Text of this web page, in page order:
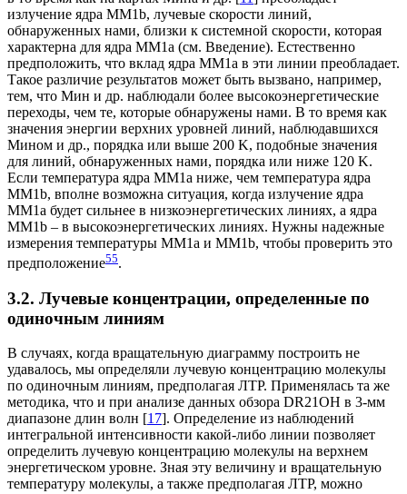
излучение ядра MM1b, лучевые скорости линий,
обнаруженных нами, близки к системной скорости, которая
характерна для ядра MM1a (см. Введение). Естественно
предположить, что вклад ядра MM1a в эти линии преобладает.
Такое различие результатов может быть вызвано, например,
тем, что Мин и др. наблюдали более высокоэнергетические
переходы, чем те, которые обнаружены нами. В то время как
значения энергии верхних уровней линий, наблюдавшихся
Мином и др., порядка или выше 200 K, подобные значения
для линий, обнаруженных нами, порядка или ниже 120 K.
Если температура ядра MM1a ниже, чем температура ядра
MM1b, вполне возможна ситуация, когда излучение ядра
MM1a будет сильнее в низкоэнергетических линиях, а ядра
MM1b – в высокоэнергетических линиях. Нужны надежные
измерения температуры MM1a и MM1b, чтобы проверить это
предположение55.
3.2. Лучевые концентрации, определенные по
одиночным линиям
В случаях, когда вращательную диаграмму построить не
удавалось, мы определяли лучевую концентрацию молекулы
по одиночным линиям, предполагая ЛТР. Применялась та же
методика, что и при анализе данных обзора DR21OH в 3-мм
диапазоне длин волн [17]. Определение из наблюдений
интегральной интенсивности какой-либо линии позволяет
определить лучевую концентрацию молекулы на верхнем
энергетическом уровне. Зная эту величину и вращательную
температуру молекулы, а также предполагая ЛТР, можно